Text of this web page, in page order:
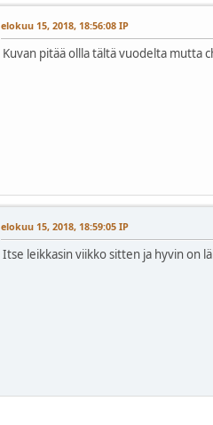
elokuu 15, 2018, 18:56:08 IP
Kuvan pitää ollla tältä vuodelta mutta
elokuu 15, 2018, 18:59:05 IP
Itse leikkasin viikko sitten ja hyvin on